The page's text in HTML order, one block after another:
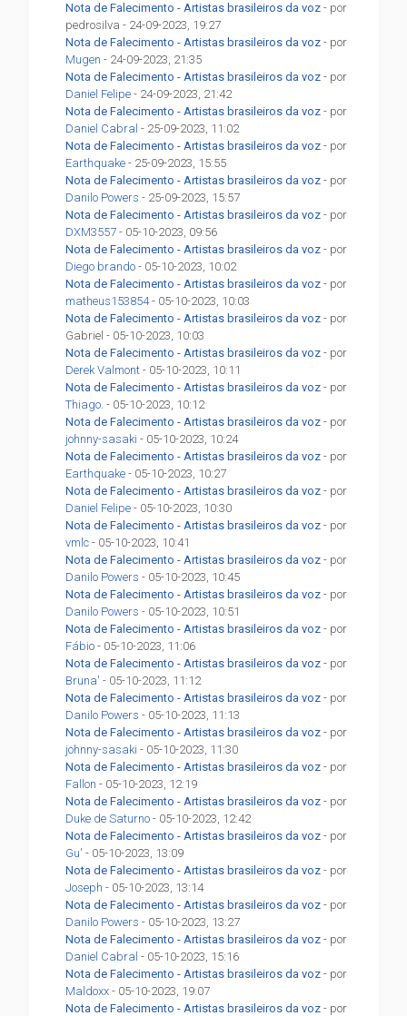
Nota de Falecimento - Artistas brasileiros da voz - por
pedrosilva - 24-09-2023, 19:27
Nota de Falecimento - Artistas brasileiros da voz - por
Mugen - 24-09-2023, 21:35
Nota de Falecimento - Artistas brasileiros da voz - por
Daniel Felipe - 24-09-2023, 21:42
Nota de Falecimento - Artistas brasileiros da voz - por
Daniel Cabral - 25-09-2023, 11:02
Nota de Falecimento - Artistas brasileiros da voz - por
Earthquake - 25-09-2023, 15:55
Nota de Falecimento - Artistas brasileiros da voz - por
Danilo Powers - 25-09-2023, 15:57
Nota de Falecimento - Artistas brasileiros da voz - por
DXM3557 - 05-10-2023, 09:56
Nota de Falecimento - Artistas brasileiros da voz - por
Diego brando - 05-10-2023, 10:02
Nota de Falecimento - Artistas brasileiros da voz - por
matheus153854- 05-10-2023, 10:03
Nota de Falecimento - Artistas brasileiros da voz - por
Gabriel - 05-10-2023, 10:03
Nota de Falecimento - Artistas brasileiros da voz - por
Derek Valmont - 05-10-2023, 10:11
Nota de Falecimento - Artistas brasileiros da voz - por
Thiago. - 05-10-2023, 10:12
Nota de Falecimento - Artistas brasileiros da voz - por
johnny-sasaki - 05-10-2023, 10:24
Nota de Falecimento - Artistas brasileiros da voz - por
Earthquake - 05-10-2023, 10:27
Nota de Falecimento - Artistas brasileiros da voz - por
Daniel Felipe - 05-10-2023, 10:30
Nota de Falecimento - Artistas brasileiros da voz - por
vmlc - 05-10-2023, 10:41
Nota de Falecimento - Artistas brasileiros da voz - por
Danilo Powers - 05-10-2023, 10:45
Nota de Falecimento - Artistas brasileiros da voz - por
Danilo Powers - 05-10-2023, 10:51
Nota de Falecimento - Artistas brasileiros da voz - por
Fábio - 05-10-2023, 11:06
Nota de Falecimento - Artistas brasileiros da voz - por
Bruna' - 05-10-2023, 11:12
Nota de Falecimento - Artistas brasileiros da voz - por
Danilo Powers - 05-10-2023, 11:13
Nota de Falecimento - Artistas brasileiros da voz - por
johnny-sasaki - 05-10-2023, 11:30
Nota de Falecimento - Artistas brasileiros da voz - por
Fallon - 05-10-2023, 12:19
Nota de Falecimento - Artistas brasileiros da voz - por
Duke de Saturno - 05-10-2023, 12:42
Nota de Falecimento - Artistas brasileiros da voz - por
Gu' - 05-10-2023, 13:09
Nota de Falecimento - Artistas brasileiros da voz - por
Joseph - 05-10-2023, 13:14
Nota de Falecimento - Artistas brasileiros da voz - por
Danilo Powers - 05-10-2023, 13:27
Nota de Falecimento - Artistas brasileiros da voz - por
Daniel Cabral - 05-10-2023, 15:16
Nota de Falecimento - Artistas brasileiros da voz - por
Maldoxx - 05-10-2023, 19:07
Nota de Falecimento - Artistas brasileiros da voz - por